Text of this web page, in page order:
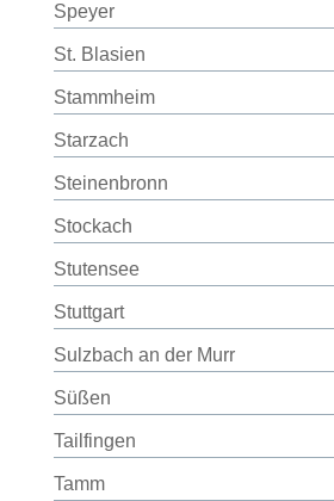
Speyer
St. Blasien
Stammheim
Starzach
Steinenbronn
Stockach
Stutensee
Stuttgart
Sulzbach an der Murr
Süßen
Tailfingen
Tamm